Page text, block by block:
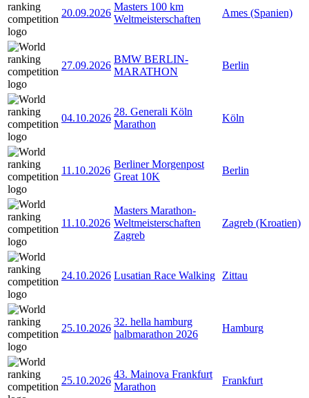
20.09.2026
Masters 100 km
Weltmeisterschaften
Ames (Spanien)
27.09.2026
BMW BERLIN-
MARATHON
Berlin
04.10.2026
28. Generali Köln
Marathon
Köln
11.10.2026
Berliner Morgenpost
Great 10K
Berlin
11.10.2026
Masters Marathon-
Weltmeisterschaften
Zagreb
Zagreb (Kroatien)
24.10.2026 Lusatian Race Walking Zittau
25.10.2026
32. hella hamburg
halbmarathon 2026
Hamburg
25.10.2026
43. Mainova Frankfurt
Marathon
Frankfurt